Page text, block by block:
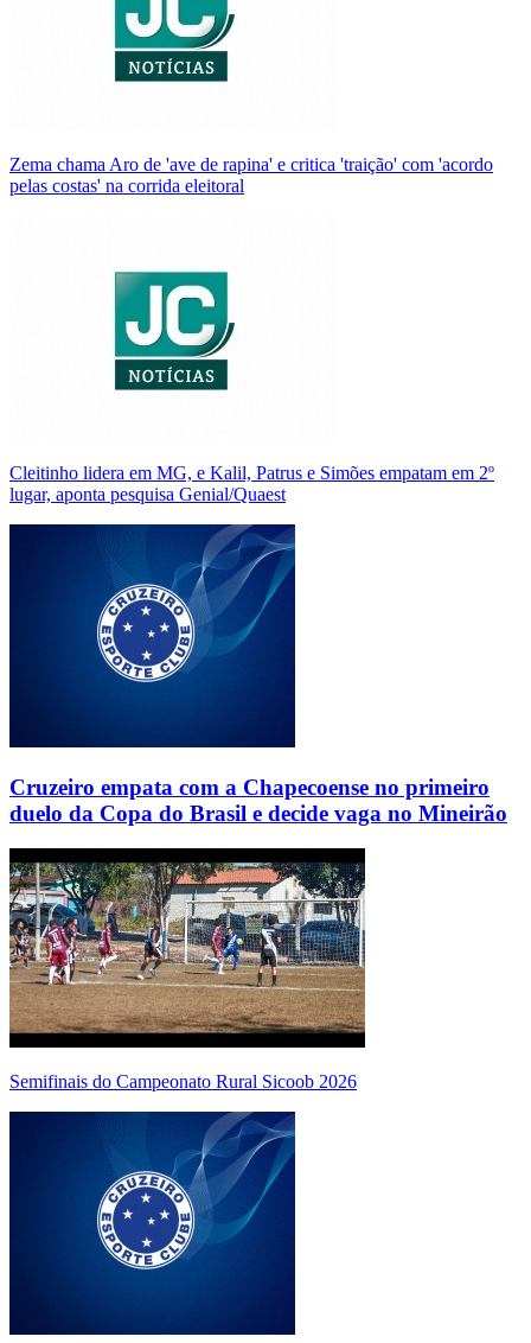
Zema chama Aro de 'ave de rapina' e critica 'traição' com 'acordo
pelas costas' na corrida eleitoral
Cleitinho lidera em MG, e Kalil, Patrus e Simões empatam em 2º
lugar, aponta pesquisa Genial/Quaest
Cruzeiro empata com a Chapecoense no primeiro
duelo da Copa do Brasil e decide vaga no Mineirão
Semifinais do Campeonato Rural Sicoob 2026